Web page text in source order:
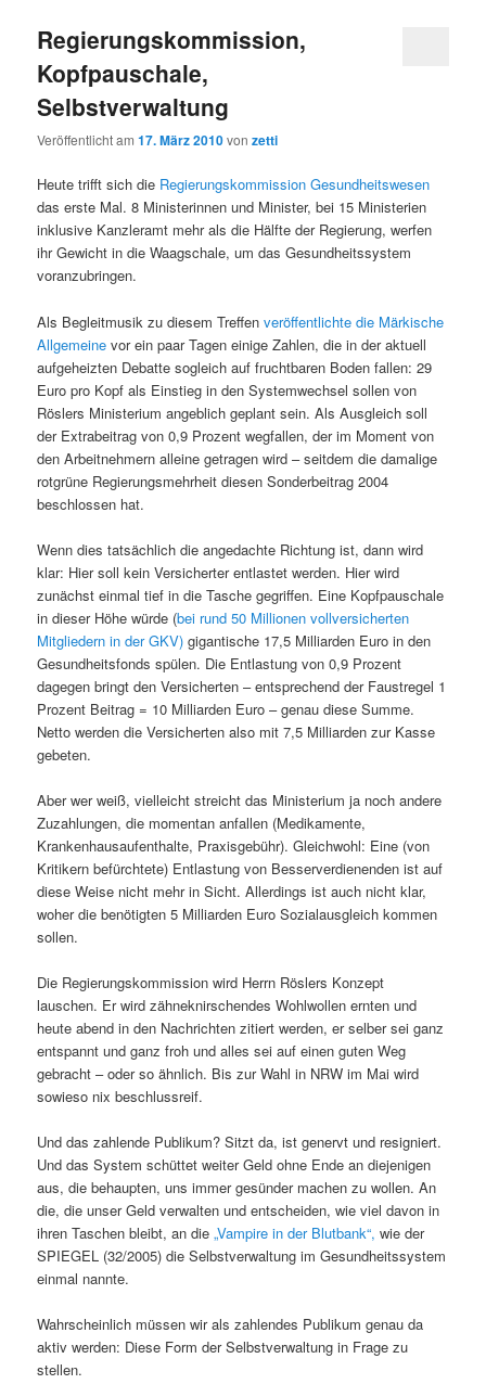
Regierungskommission,
Kopfpauschale,
Selbstverwaltung
Veröffentlicht am17. März 2010vonzetti
Heute trifft sich die Regierungskommission Gesundheitswesen
das erste Mal. 8 Ministerinnen und Minister, bei 15 Ministerien
inklusive Kanzleramt mehr als die Hälfte der Regierung, werfen
ihr Gewicht in die Waagschale, um das Gesundheitssystem
voranzubringen.
Als Begleitmusik zu diesem Treffenveröffentlichte die Märkische
Allgemeine vor ein paar Tagen einige Zahlen, die in der aktuell
aufgeheizten Debatte sogleich auf fruchtbaren Boden fallen: 29
Euro pro Kopf als Einstieg in den Systemwechsel sollen von
Röslers Ministerium angeblich geplant sein. Als Ausgleich soll
der Extrabeitrag von 0,9 Prozent wegfallen, der im Moment von
den Arbeitnehmern alleine getragen wird – seitdem die damalige
rotgrüne Regierungsmehrheit diesen Sonderbeitrag 2004
beschlossen hat.
Wenn dies tatsächlich die angedachte Richtung ist, dann wird
klar: Hier soll kein Versicherter entlastet werden. Hier wird
zunächst einmal tief in die Tasche gegriffen. Eine Kopfpauschale
in dieser Höhe würde (bei rund 50 Millionen vollversicherten
Mitgliedern in der GKV) gigantische 17,5 Milliarden Euro in den
Gesundheitsfonds spülen. Die Entlastung von 0,9 Prozent
dagegen bringt den Versicherten – entsprechend der Faustregel 1
Prozent Beitrag = 10 Milliarden Euro – genau diese Summe.
Netto werden die Versicherten also mit 7,5 Milliarden zur Kasse
gebeten.
Aber wer weiß, vielleicht streicht das Ministerium ja noch andere
Zuzahlungen, die momentan anfallen (Medikamente,
Krankenhausaufenthalte, Praxisgebühr). Gleichwohl: Eine (von
Kritikern befürchtete) Entlastung von Besserverdienenden ist auf
diese Weise nicht mehr in Sicht. Allerdings ist auch nicht klar,
woher die benötigten 5 Milliarden Euro Sozialausgleich kommen
sollen.
Die Regierungskommission wird Herrn Röslers Konzept
lauschen. Er wird zähneknirschendes Wohlwollen ernten und
heute abend in den Nachrichten zitiert werden, er selber sei ganz
entspannt und ganz froh und alles sei auf einen guten Weg
gebracht – oder so ähnlich. Bis zur Wahl in NRW im Mai wird
sowieso nix beschlussreif.
Und das zahlende Publikum? Sitzt da, ist genervt und resigniert.
Und das System schüttet weiter Geld ohne Ende an diejenigen
aus, die behaupten, uns immer gesünder machen zu wollen. An
die, die unser Geld verwalten und entscheiden, wie viel davon in
ihren Taschen bleibt, an die„Vampire in der Blutbank“, wie der
SPIEGEL (32/2005) die Selbstverwaltung im Gesundheitssystem
einmal nannte.
Wahrscheinlich müssen wir als zahlendes Publikum genau da
aktiv werden: Diese Form der Selbstverwaltung in Frage zu
stellen.